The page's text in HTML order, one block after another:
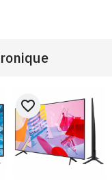
favorite_border